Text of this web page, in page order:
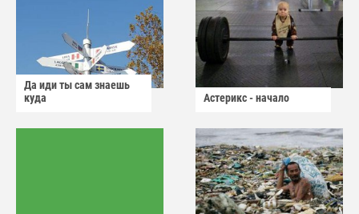
Да иди ты сам знаешь
куда
Астерикс - начало